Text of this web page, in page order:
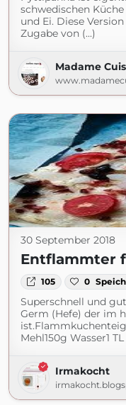
schwedischen
und Ei. Diese
Zugabe von (...)
Madame
30 September 2018
Entflammter
105 0
Superschnell und
Germ (Hefe) der im
Mehl150g Wasser1 TL
Irmakocht